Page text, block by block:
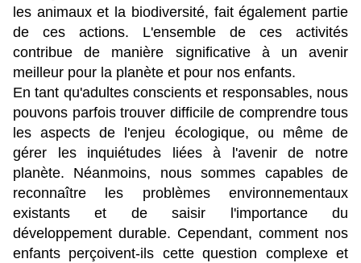
les animaux et la biodiversité, fait également partie
de ces actions. L'ensemble de ces activités
contribue de manière significative à un avenir
meilleur pour la planète et pour nos enfants.
En tant qu'adultes conscients et responsables, nous
pouvons parfois trouver difficile de comprendre tous
les aspects de l'enjeu écologique, ou même de
gérer les inquiétudes liées à l'avenir de notre
planète. Néanmoins, nous sommes capables de
reconnaître les problèmes environnementaux
existants et de saisir l'importance du
développement durable. Cependant, comment nos
enfants perçoivent-ils cette question complexe et